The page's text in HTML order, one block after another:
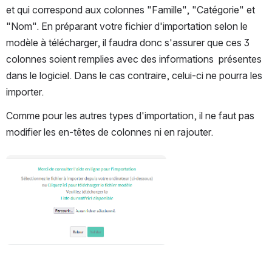
et qui correspond aux colonnes "Famille", "Catégorie" et
"Nom". En préparant votre fichier d'importation selon le
modèle à télécharger, il faudra donc s'assurer que ces 3
colonnes soient remplies avec des informations  présentes
dans le logiciel. Dans le cas contraire, celui-ci ne pourra les
importer.
Comme pour les autres types d'importation, il ne faut pas
modifier les en-têtes de colonnes ni en rajouter.